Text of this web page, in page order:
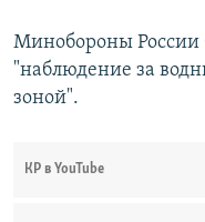
Минобороны России
"наблюдение за
зоной".
КР в YouTube